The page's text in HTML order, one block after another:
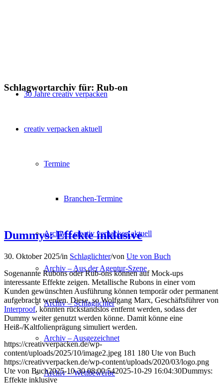
30 Jahre creativ verpacken
creativ verpacken aktuell
Termine
Branchen-Termine
Archiv – creativ verpacken aktuell
Archiv – Aus der Agentur-Szene
Archiv – Schlaglichter
Archiv – Ausgezeichnet
Archiv – Wettbewerbe
Schlagwortarchiv für: Rub-on
Dummys: Effekte inklusive
30. Oktober 2025/in Schlaglichter/von Ute von Buch
Sogenannte Rubons oder Rub-ons können auf Mock-ups
interessante Effekte zeigen. Metallische Rubons in einer vom
Kunden gewünschten Ausführung können temporär oder permanent
aufgebracht werden. Diese, so Wolfgang Marx, Geschäftsführer von
Interproof, könnten rückstandslos entfernt werden, sodass der
Dummy weiter genutzt werden könne. Damit könne eine
Heiß-/Kaltfolienprägung simuliert werden.
https://creativverpacken.de/wp-
content/uploads/2025/10/image2.jpeg 181 180 Ute von Buch
https://creativverpacken.de/wp-content/uploads/2020/03/logo.png
Ute von Buch2025-10-30 08:00:542025-10-29 16:04:30Dummys:
Effekte inklusive